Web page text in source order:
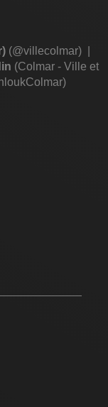
(@villecolmar)|
(Colmar - Ville et